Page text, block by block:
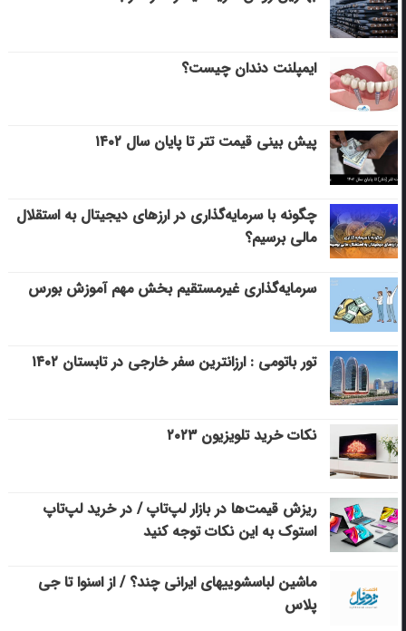
ایمپلنت دندان چیست؟
پیش بینی قیمت تتر تا پایان سال ۱۴۰۲
چگونه با سرمایه‌گذاری در ارزهای دیجیتال به استقلال
مالی برسیم؟
سرمایه‌گذاری غیرمستقیم بخش مهم آموزش بورس
تور باتومی : ارزانترین سفر خارجی در تابستان ۱۴۰۲
نکات خرید تلویزیون ۲۰۲۳
ریزش قیمت‌ها در بازار لپ‌تاپ / در خرید لپ‌تاپ
استوک به این نکات توجه کنید
ماشین لباسشویی‎های ایرانی چند؟ / از اسنوا تا جی
پلاس